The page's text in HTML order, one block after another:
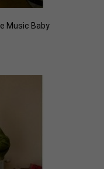
Music Baby